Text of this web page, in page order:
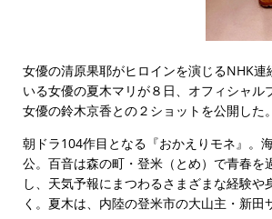
女優の清原果耶がヒロインを演じるNHK
いる女優の夏木マリが８日、オフィシャル
女優の鈴木京香との２ショットを公開した。
朝ドラ104作目となる『おかえりモネ』。
公。百音は森の町・登米（とめ）で青春
し、天気予報にまつわるさまざまな経験
く。夏木は、内陸の登米市の大山主・新田